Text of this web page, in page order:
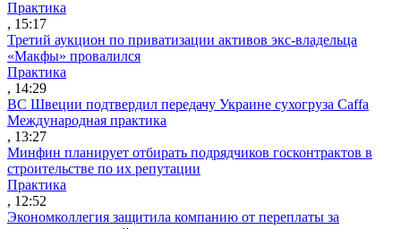
Практика
, 15:17
Третий аукцион по приватизации активов экс-владельца
«Макфы» провалился
Практика
, 14:29
ВС Швеции подтвердил передачу Украине сухогруза Caffa
Международная практика
, 13:27
Минфин планирует отбирать подрядчиков госконтрактов в
строительстве по их репутации
Практика
, 12:52
Экономколлегия защитила компанию от переплаты за